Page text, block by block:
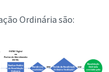
Ordinária são: